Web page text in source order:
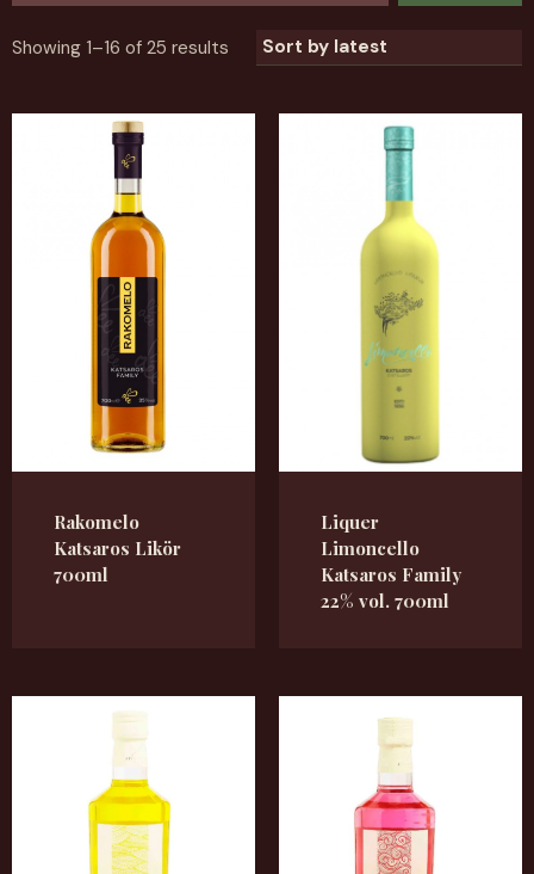
Showing 1–16 of 25 results
Rakomelo
Katsaros Likör
700ml
Liquer
Limoncello
Katsaros Family
22% vol. 700ml